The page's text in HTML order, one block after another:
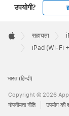
उपयोगी?
Footer

Apple
सहायता
iPad (Wi-Fi +
भारत (हिन्दी)
Copyright © 2026 Apple
गोपनीयता नीति
उपयोग की